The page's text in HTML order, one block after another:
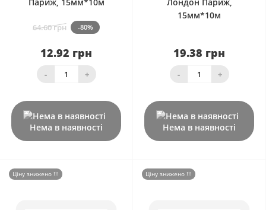
Париж, 15мм*10м
64.60 грн -80%
12.92 грн
- +
Нема в наявності
Лондон Париж,
15мм*10м
19.38 грн
- +
Нема в наявності
Ціну знижено !!! Ціну знижено !!!